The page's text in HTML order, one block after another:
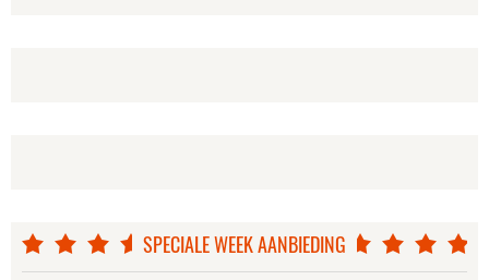
KARLA'S WERELD GIANNI E LE DONNE
SPECIALE WEEK AANBIEDING